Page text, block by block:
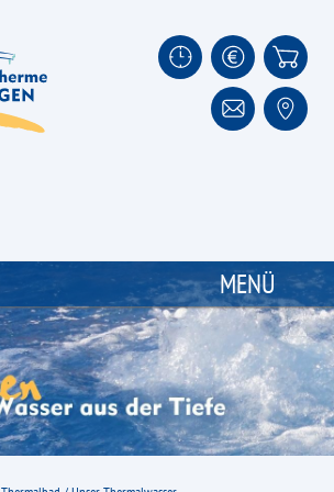
MENÜ
Thermalbad
Unsere Wasserangebote
Unser Thermalwasser
Impressionen